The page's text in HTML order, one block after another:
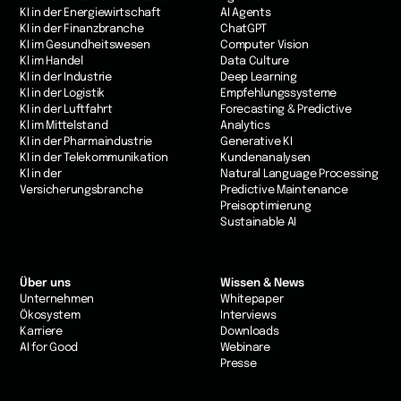
KI in der Energiewirtschaft
KI in der Finanzbranche
KI im Gesundheitswesen
Kl im Handel
KI in der Industrie
Kl in der Logistik
KI in der Luftfahrt
Kl im Mittelstand
KI in der Pharmaindustrie
KI in der Telekommunikation
Kl in der
Versicherungsbranche
AI Agents
ChatGPT
Computer Vision
Data Culture
Deep Learning
Empfehlungssysteme
Forecasting & Predictive
Analytics
Generative KI
Kundenanalysen
Natural Language Processing
Predictive Maintenance
Preisoptimierung
Sustainable AI
Über uns
Unternehmen
Ökosystem
Karriere
AI for Good
Wissen & News
Whitepaper
Interviews
Downloads
Webinare
Presse